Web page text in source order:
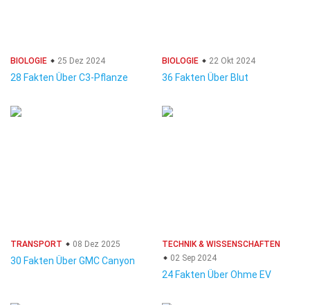
BIOLOGIE 25 Dez 2024
28 Fakten Über C3-Pflanze
BIOLOGIE 22 Okt 2024
36 Fakten Über Blut
TRANSPORT 08 Dez 2025
30 Fakten Über GMC Canyon
TECHNIK & WISSENSCHAFTEN
02 Sep 2024
24 Fakten Über Ohme EV